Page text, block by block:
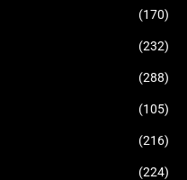
(170)
(232)
(288)
(105)
(216)
(224)